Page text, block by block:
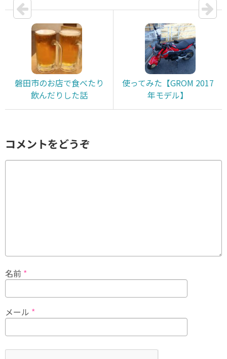
磐田市のお店で食べたり
飲んだりした話
使ってみた【GROM 2017
年モデル】
コメントをどうぞ
名前 *
メール *